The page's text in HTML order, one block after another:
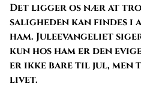
Det ligger os nær at
saligheden kan findes
ham. Juleevangeliet
kun hos ham er den
er ikke bare til jul, men
livet.